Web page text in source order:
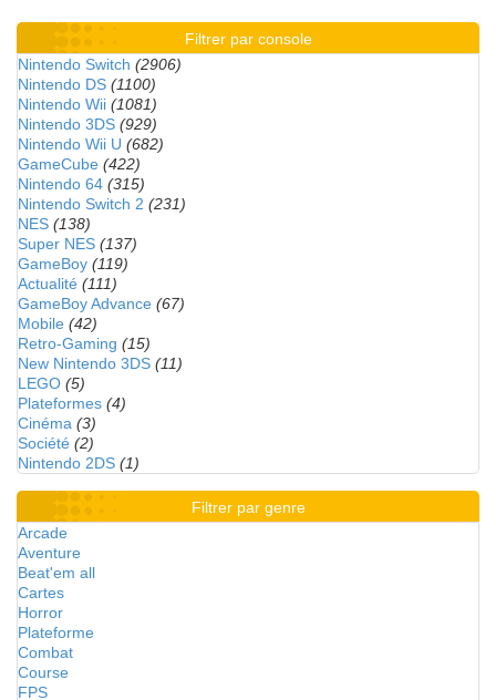
Filtrer par console
Nintendo Switch (2906)
Nintendo DS (1100)
Nintendo Wii (1081)
Nintendo 3DS (929)
Nintendo Wii U (682)
GameCube (422)
Nintendo 64 (315)
Nintendo Switch 2 (231)
NES (138)
Super NES (137)
GameBoy (119)
Actualité (111)
GameBoy Advance (67)
Mobile (42)
Retro-Gaming (15)
New Nintendo 3DS (11)
LEGO (5)
Plateformes (4)
Cinéma (3)
Société (2)
Nintendo 2DS (1)
Filtrer par genre
Arcade
Aventure
Beat'em all
Cartes
Horror
Plateforme
Combat
Course
FPS